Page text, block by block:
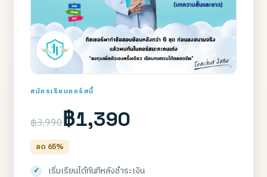
สมัครเรียนคอร์สนี้
฿3,990฿1,390
ลด 65%
เริ่มเรียนได้ทันทีหลังชำระเงิน